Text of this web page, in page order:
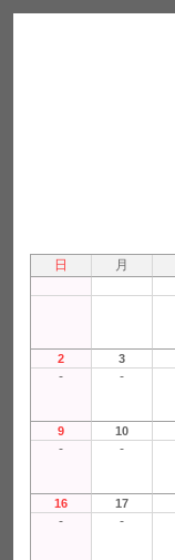
日 月
2 3
- -
9 10
- -
16 17
- -